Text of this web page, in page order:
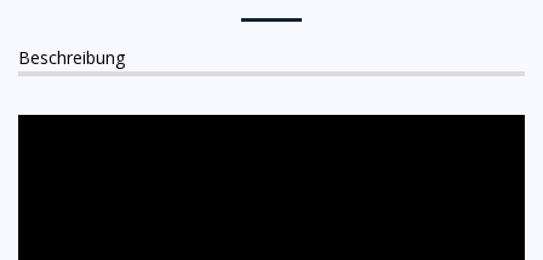
Beschreibung